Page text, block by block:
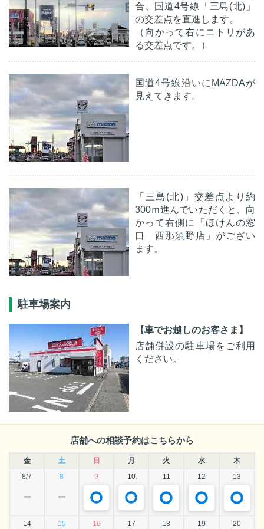
合、国道4号線「三島(北)」
の交差点を直進します。
（向かって右にニトリがあ
る交差点です。）
国道4号線沿いにMAZDAが
見えてきます。
「三島(北)」交差点より約
300ｍ進んでいただくと、向
かって右側に「ほけんの窓
口 西那須野店」がござい
ます。
駐車場案内
【車でお越しのお客さま】
店舗併設の駐車場をご利用
ください。
店舗への相談予約はこちらから
金 土 日 月 火 水
木
8/7
8 9 10 11 12 13
ー ー
14 15 16 17 18 19 20